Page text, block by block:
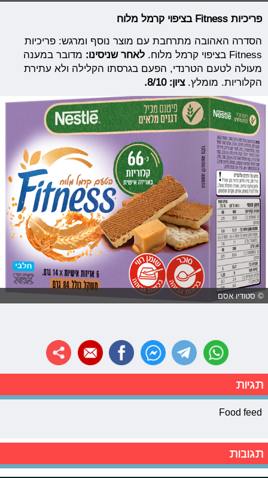
פריכיות Fitness בציפוי קרמל מלוח
הסדרה האהובה מתרחבת עם מוצר נוסף ומרגש: פריכיות
Fitness בציפוי קרמל מלוח.
לאחר שניסינו: מדובר במענה
מעולה לטעם הטרנדי, הפעם בגרסתו הקלילה ולא עתירת
הקלוריות. מומלץ.ציון: 8/10.
© סטודיו אסם
תגיות
Food feed
תגובות